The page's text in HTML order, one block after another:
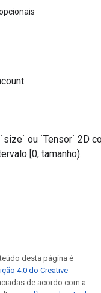
ou `Tensor` 2D
[0, tamanho).
desta página é
4.0 do Creative
de acordo com a